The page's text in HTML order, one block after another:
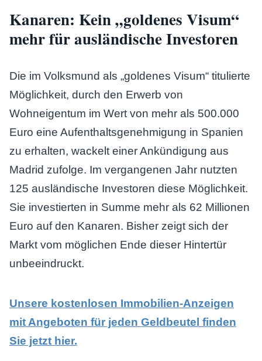
Kanaren: Kein „goldenes Visum“
mehr für ausländische Investoren
Die im Volksmund als „goldenes Visum“ titulierte
Möglichkeit, durch den Erwerb von
Wohneigentum im Wert von mehr als 500.000
Euro eine Aufenthaltsgenehmigung in Spanien
zu erhalten, wackelt einer Ankündigung aus
Madrid zufolge. Im vergangenen Jahr nutzten
125 ausländische Investoren diese Möglichkeit.
Sie investierten in Summe mehr als 62 Millionen
Euro auf den Kanaren. Bisher zeigt sich der
Markt vom möglichen Ende dieser Hintertür
unbeeindruckt.
Unsere kostenlosen Immobilien-Anzeigen
mit Angeboten für jeden Geldbeutel finden
Sie jetzt hier.